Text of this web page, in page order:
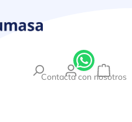
Contacta con nosotros